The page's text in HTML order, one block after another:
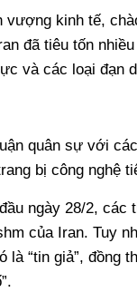
vượng kinh tế,
đã tiêu tốn
và các loại đạn
quân sự với
bị công nghệ
ngày 28/2,
của Iran. Tuy
“tin giả”, đồng